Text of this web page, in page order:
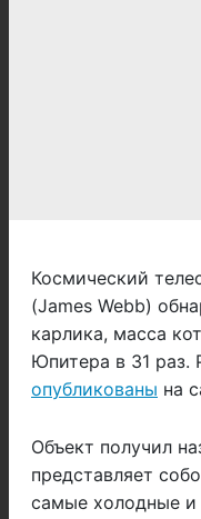
Космический
(James Webb)
карлика, масса
Юпитера в 31 раз.
опубликованы на
Объект получил
представляет
самые холодные и